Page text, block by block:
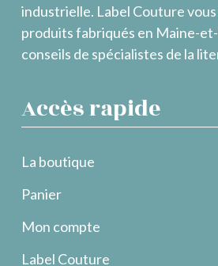
industrielle. Label Couture
produits fabriqués en Maine-
conseils de spécialistes de la
Accès rapide
La boutique
Panier
Mon compte
Label Couture